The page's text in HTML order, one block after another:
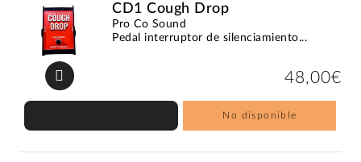
CD1 Cough Drop
Pro Co Sound
Pedal interruptor de silenciamiento...
48,00€
No disponible